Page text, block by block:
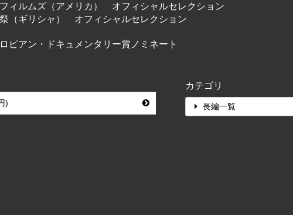
ィルムズ（アメリカ） オフィシャルセレクション
（ギリシャ） オフィシャルセレクション
アン・ドキュメンタリー賞ノミネート
)
カテゴリ
長編一覧